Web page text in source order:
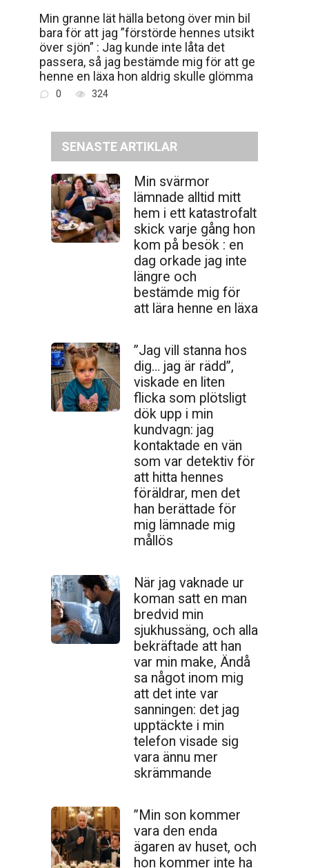
Min granne lät hälla betong över min bil
bara för att jag ”förstörde hennes utsikt
över sjön” : Jag kunde inte låta det
passera, så jag bestämde mig för att ge
henne en läxa hon aldrig skulle glömma
0 324
SENASTE ARTIKLAR
Min svärmor
lämnade alltid mitt
hem i ett katastrofalt
skick varje gång hon
kom på besök : en
dag orkade jag inte
längre och
bestämde mig för
att lära henne en läxa
”Jag vill stanna hos
dig… jag är rädd”,
viskade en liten
flicka som plötsligt
dök upp i min
kundvagn: jag
kontaktade en vän
som var detektiv för
att hitta hennes
föräldrar, men det
han berättade för
mig lämnade mig
mållös
När jag vaknade ur
koman satt en man
bredvid min
sjukhussäng, och alla
bekräftade att han
var min make, Ändå
sa något inom mig
att det inte var
sanningen: det jag
upptäckte i min
telefon visade sig
vara ännu mer
skrämmande
”Min son kommer
vara den enda
ägaren av huset, och
hon kommer inte ha